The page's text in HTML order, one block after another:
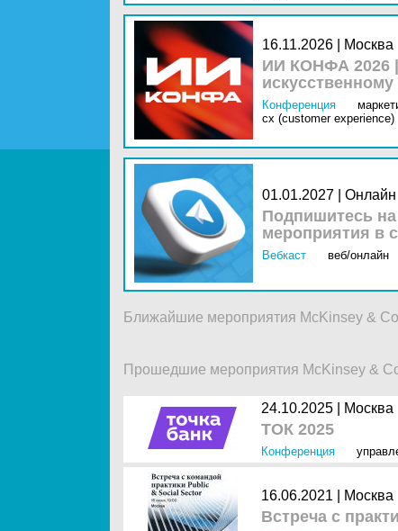
16.11.2026 | Москва
ИИ КОНФА 2026 |
искусственному
Конференция
cx (customer experience)
01.01.2027 | Онлайн
Подпишитесь
мероприятия в
Вебкаст
веб/онлайн
Ближайшие мероприятия McKinsey &
Прошедшие мероприятия McKinsey &
24.10.2025 | Москва
ТОК 2025
Конференция
16.06.2021 | Москва
Встреча с